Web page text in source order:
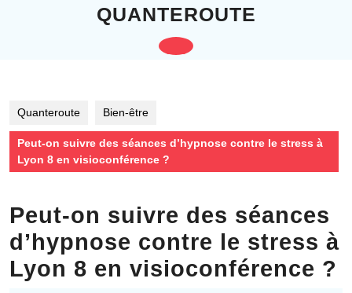
QUANTEROUTE
Open
Quanteroute Bien-être
Peut-on suivre des séances d’hypnose contre le stress à
Lyon 8 en visioconférence ?
Peut-on suivre des séances
d’hypnose contre le stress à
Lyon 8 en visioconférence ?